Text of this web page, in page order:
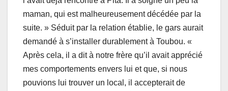
maman, qui est malheureusement décédée par la
suite. » Séduit par la relation établie, le gars aurait
demandé à s’installer durablement à Toubou. «
Après cela, il a dit à notre frère qu’il avait apprécié
mes comportements envers lui et que, si nous
pouvions lui trouver un local, il accepterait de